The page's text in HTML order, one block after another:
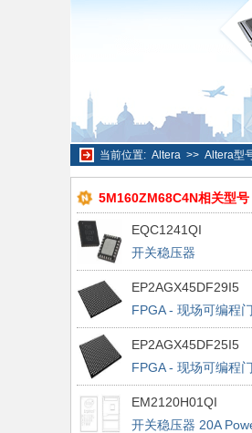
当前位置: Altera >> Altera型
5M160ZM68C4N相关型号
EQC1241QI
开关稳压器
EP2AGX45DF29I5
FPGA - 现场可编程
Arria II GX 1805
EP2AGX45DF25I5
FPGA - 现场可编程
Arria II GX 1805
EM2120H01QI
开关稳压器 20A